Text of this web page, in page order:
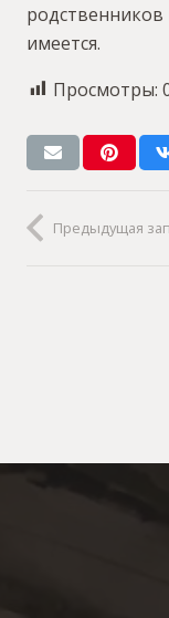
имеется.
Просмотры:
Предыдущая